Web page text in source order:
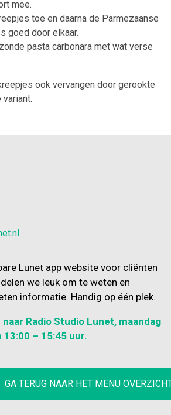
mee.
toe en daarna de Parmezaanse
goed door elkaar.
pasta carbonara met wat verse
ook vervangen door gerookte
variant.
Lunet app website voor cliënten
we leuk om te weten en
informatie. Handig op één plek.
Radio Studio Lunet, maandag
– 15:45 uur.
GA TERUG NAAR HET MENU